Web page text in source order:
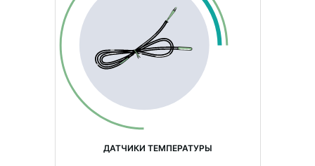
ДАТЧИКИ ТЕМПЕРАТУРЫ